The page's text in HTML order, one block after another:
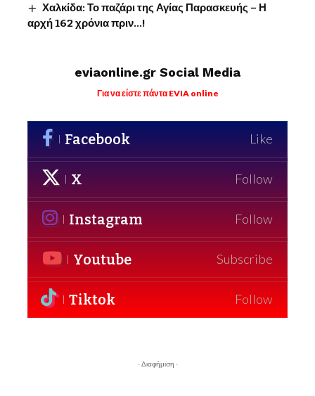
Χαλκίδα: Το παζάρι της Αγίας Παρασκευής – Η
αρχή 162 χρόνια πριν…!
eviaonline.gr Social Media
Για να είστε πάντα EVIA online
Facebook Like
X Follow
Instagram Follow
Youtube Subscribe
Tiktok Follow
- Διαφήμιση -